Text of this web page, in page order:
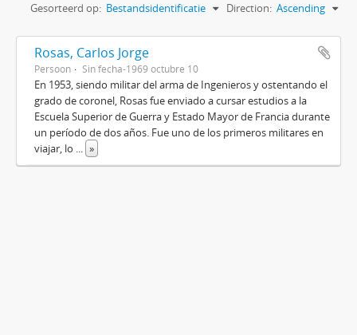
Gesorteerd op: Bestandsidentificatie Direction: Ascending
Rosas, Carlos Jorge
Persoon Sin fecha-1969 octubre 10
En 1953, siendo militar del arma de Ingenieros y ostentando el
grado de coronel, Rosas fue enviado a cursar estudios a la
Escuela Superior de Guerra y Estado Mayor de Francia durante
un período de dos años. Fue uno de los primeros militares en
viajar, lo ... »